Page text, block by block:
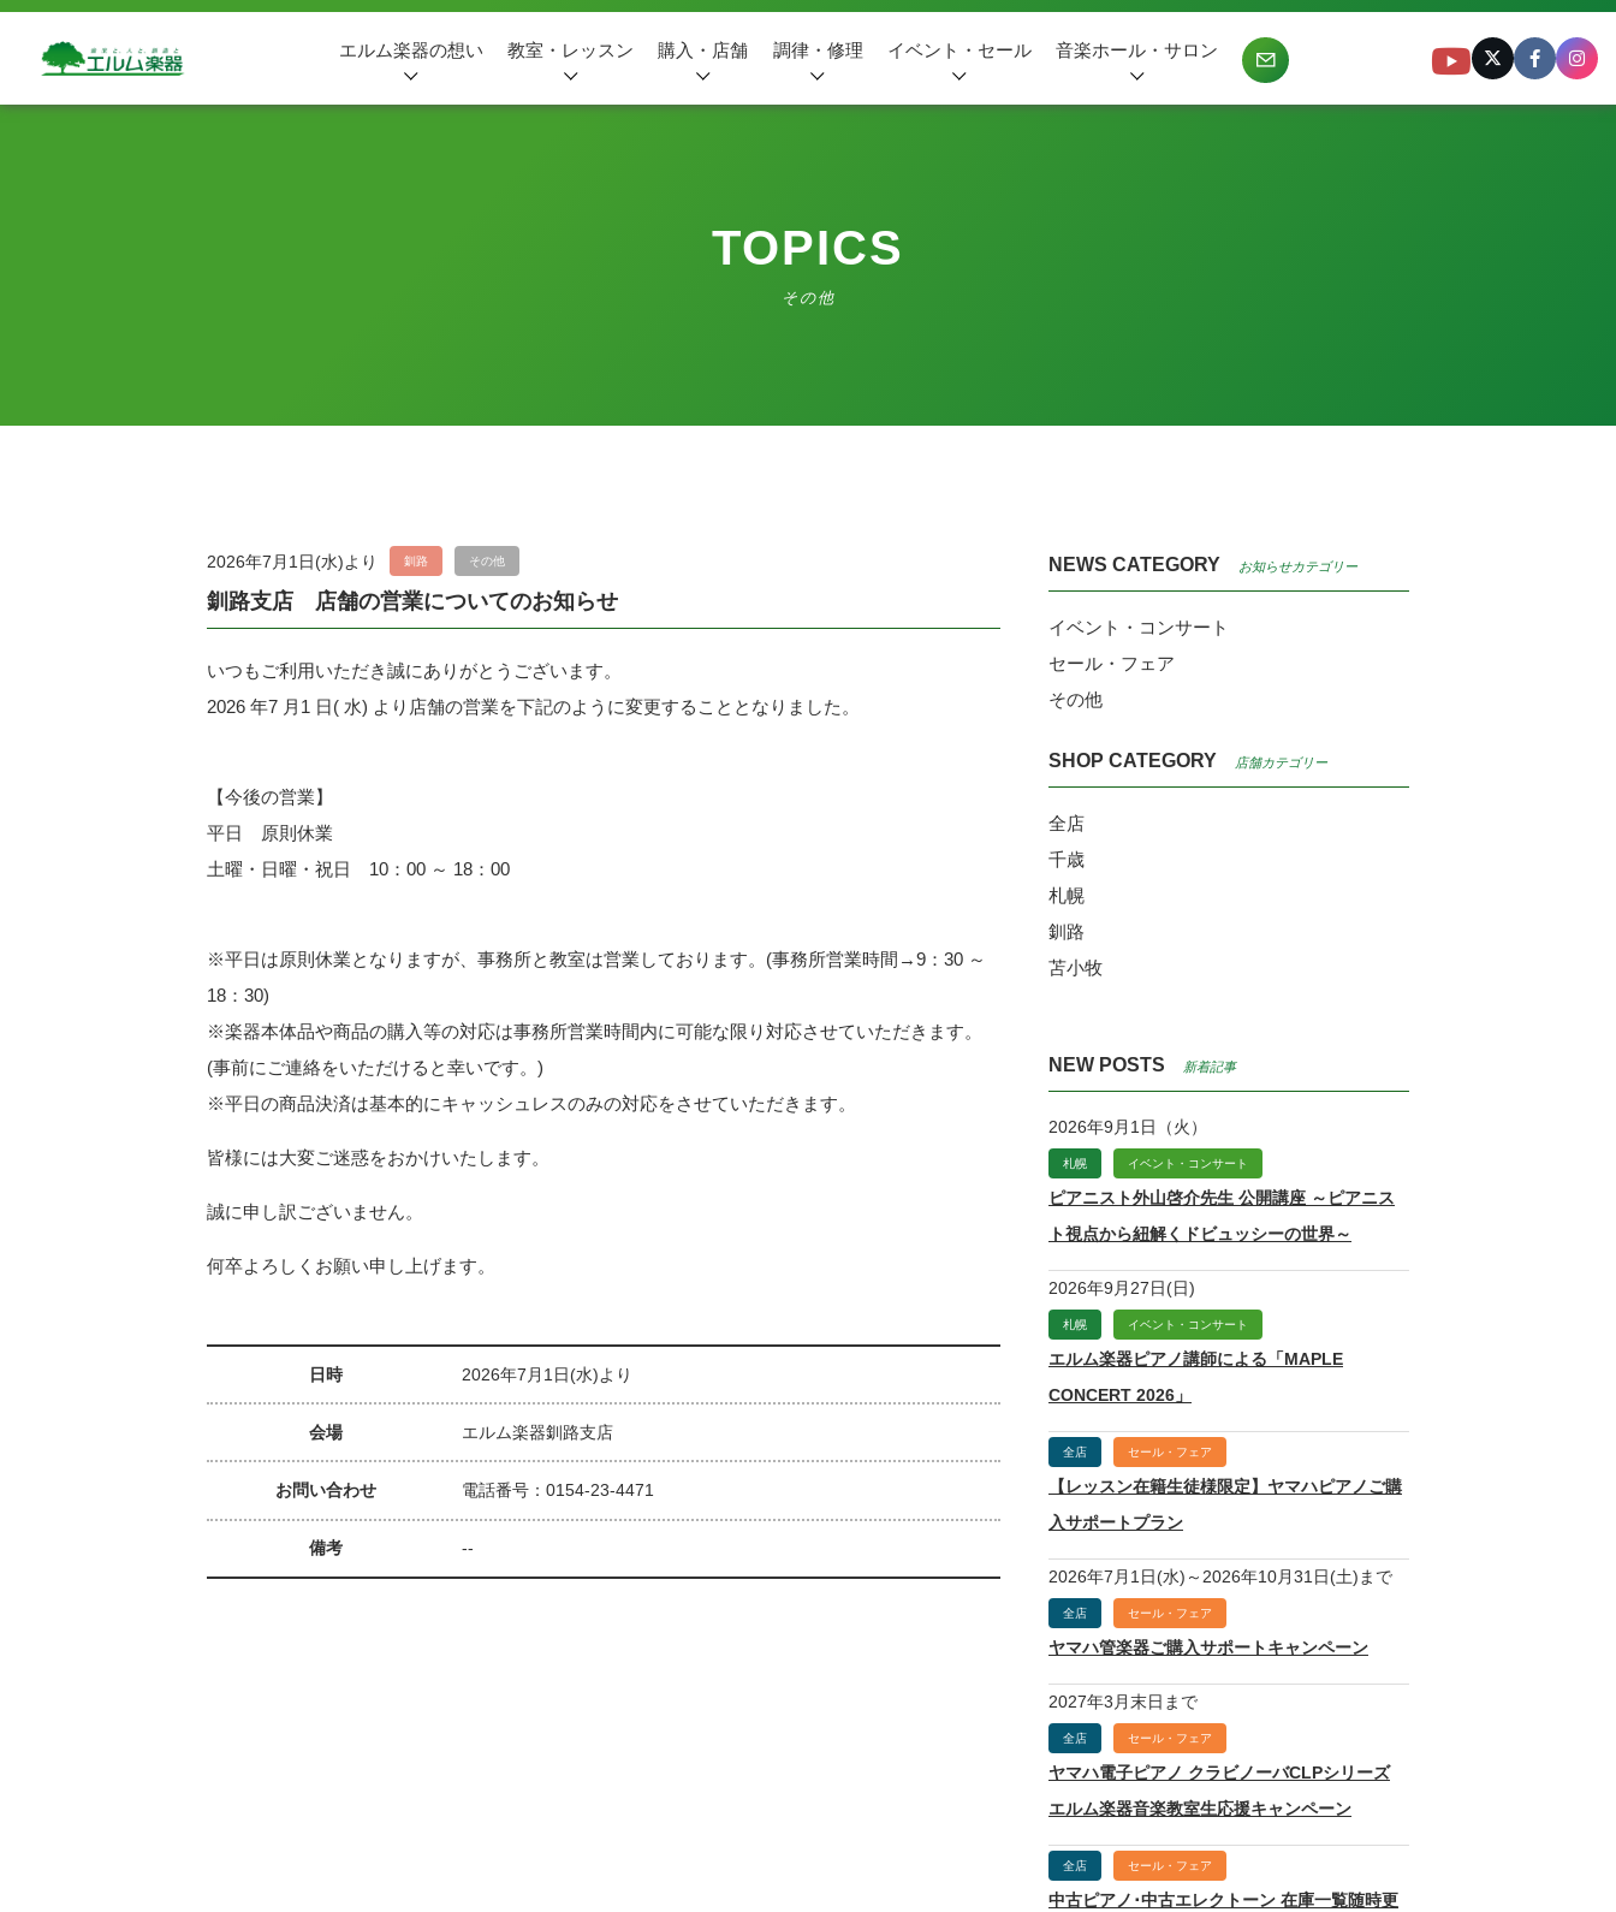
エルム楽器の想い 教室・レッスン 購入・店舗 調律・修理 イベント・セール 音楽ホール・サロン
TOPICS
その他
2026年7月1日(水)より 釧路 その他
釧路支店 店舗の営業についてのお知らせ
いつもご利用いただき誠にありがとうございます。
2026 年7 月1 日( 水) より店舗の営業を下記のように変更することとなりました。
【今後の営業】
平日 原則休業
土曜・日曜・祝日 10：00 ～ 18：00
※平日は原則休業となりますが、事務所と教室は営業しております。(事務所営業時間→9：30 ～
18：30)
※楽器本体品や商品の購入等の対応は事務所営業時間内に可能な限り対応させていただきます。
(事前にご連絡をいただけると幸いです。)
※平日の商品決済は基本的にキャッシュレスのみの対応をさせていただきます。
皆様には大変ご迷惑をおかけいたします。
誠に申し訳ございません。
何卒よろしくお願い申し上げます。
日時 2026年7月1日(水)より
会場 エルム楽器釧路支店
お問い合わせ 電話番号：0154-23-4471
備考 --
NEWS CATEGORY お知らせカテゴリー
イベント・コンサート
セール・フェア
その他
SHOP CATEGORY 店舗カテゴリー
全店
千歳
札幌
釧路
苫小牧
NEW POSTS 新着記事
2026年9月1日（火）
札幌 イベント・コンサート
ピアニスト外山啓介先生 公開講座 ～ピアニス
ト視点から紐解くドビュッシーの世界～
2026年9月27日(日)
札幌 イベント・コンサート
エルム楽器ピアノ講師による「MAPLE
CONCERT 2026」
全店 セール・フェア
【レッスン在籍生徒様限定】ヤマハピアノご購
入サポートプラン
2026年7月1日(水)～2026年10月31日(土)まで
全店 セール・フェア
ヤマハ管楽器ご購入サポートキャンペーン
2027年3月末日まで
全店 セール・フェア
ヤマハ電子ピアノ クラビノーバCLPシリーズ
エルム楽器音楽教室生応援キャンペーン
全店 セール・フェア
中古ピアノ･中古エレクトーン 在庫一覧随時更